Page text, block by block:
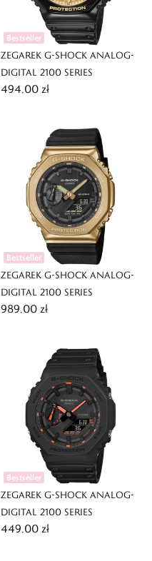
Bestseller
ZEGAREK G-SHOCK ANALOG-
DIGITAL 2100 SERIES
494,00 zł
Bestseller
ZEGAREK G-SHOCK ANALOG-
DIGITAL 2100 SERIES
989,00 zł
Bestseller
ZEGAREK G-SHOCK ANALOG-
DIGITAL 2100 SERIES
449,00 zł